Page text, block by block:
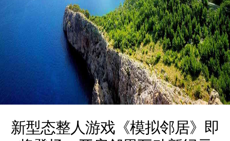
新型态整人游戏《模拟邻居》即